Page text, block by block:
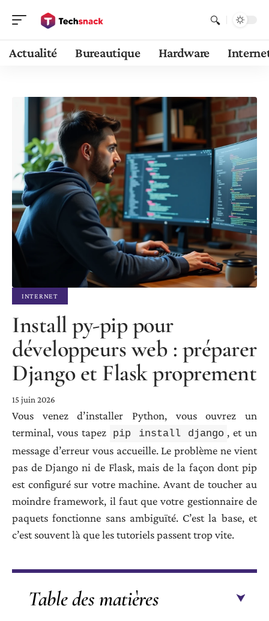
Actualité Bureautique Hardware
INTERNET
Install py-pip pour
développeurs web : préparer
Django et Flask proprement
15 juin 2026
Vous venez d’installer Python, vous ouvrez un
terminal, vous tapez
pip install django , et un
message d’erreur vous accueille. Le problème ne vient
pas de Django ni de Flask, mais de la façon dont pip
est configuré sur votre machine. Avant de toucher au
moindre framework, il faut que votre gestionnaire de
paquets fonctionne sans ambiguïté. C’est la base, et
c’est souvent là que les tutoriels passent trop vite.
Table des matières